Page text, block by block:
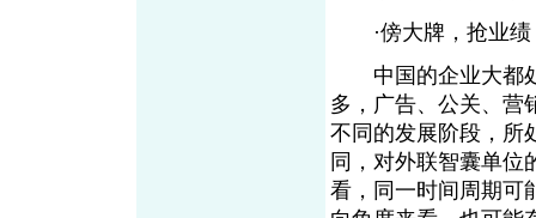
·傍大牌，抢业绩
中国的企业大都处
多，广告、公关、营
不同的发展阶段，所
同，对外联智囊单位
看，同一时间周期可